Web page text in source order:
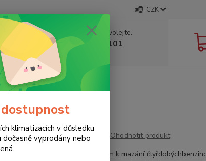
CZK
Nevíte si rady? Zavolejte.
+420 775 986 101
(Po-Ne, 8-20 hod.)
Alfa 4T 10W-30, 1L
10W-30, 1L
Ohodnotit produkt
Je určený především k mazání
klimatizacích v důsledku
vyprodány nebo